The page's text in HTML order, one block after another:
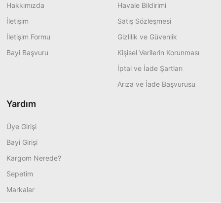
Hakkımızda
İletişim
İletişim Formu
Bayi Başvuru
Havale Bildirimi
Satış Sözleşmesi
Gizlilik ve Güvenlik
Kişisel Verilerin Korunması
İptal ve İade Şartları
Arıza ve İade Başvurusu
Yardım
Üye Girişi
Bayi Girişi
Kargom Nerede?
Sepetim
Markalar